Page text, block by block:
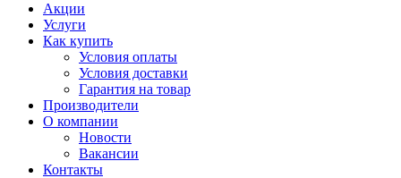
Акции
Услуги
Как купить
Условия оплаты
Условия доставки
Гарантия на товар
Производители
О компании
Новости
Вакансии
Контакты